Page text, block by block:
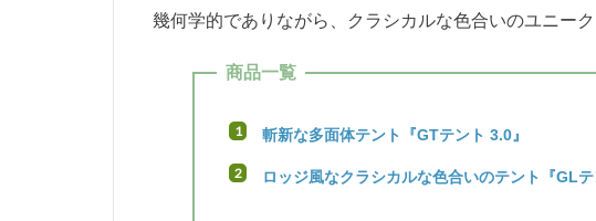
幾何学的でありながら、クラシカルな色合いのユニー
商品一覧
斬新な多面体テント『GTテント 3.0』
ロッジ風なクラシカルな色合いのテント『GLテ